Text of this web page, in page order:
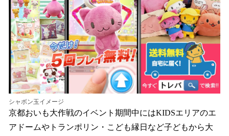
シャボン玉イメージ
京都おいも大作戦のイベント期間中にはKIDSエリアのエ
アドームやトランポリン・こども縁日など子どもから大